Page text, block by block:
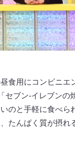
食用にコンビニエ
セブン-イレブンの
のと手軽に食べら
たんぱく質が摂れ